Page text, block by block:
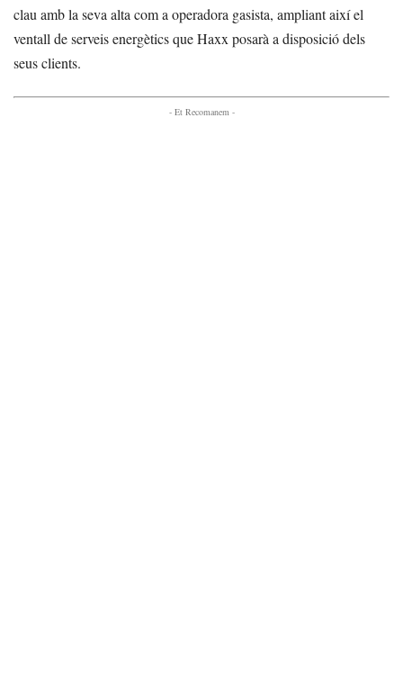
clau amb la seva alta com a operadora gasista, ampliant així el
ventall de serveis energètics que Haxx posarà a disposició dels
seus clients.
- Et Recomanem -